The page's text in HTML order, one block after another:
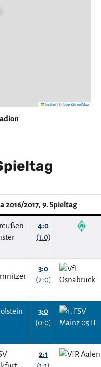
Leaflet|©OpenStreetMap
2016/2017, 9. Spieltag
4:0
(1:0)
3:0
(2:0)
3:0
(0:0)
2:1